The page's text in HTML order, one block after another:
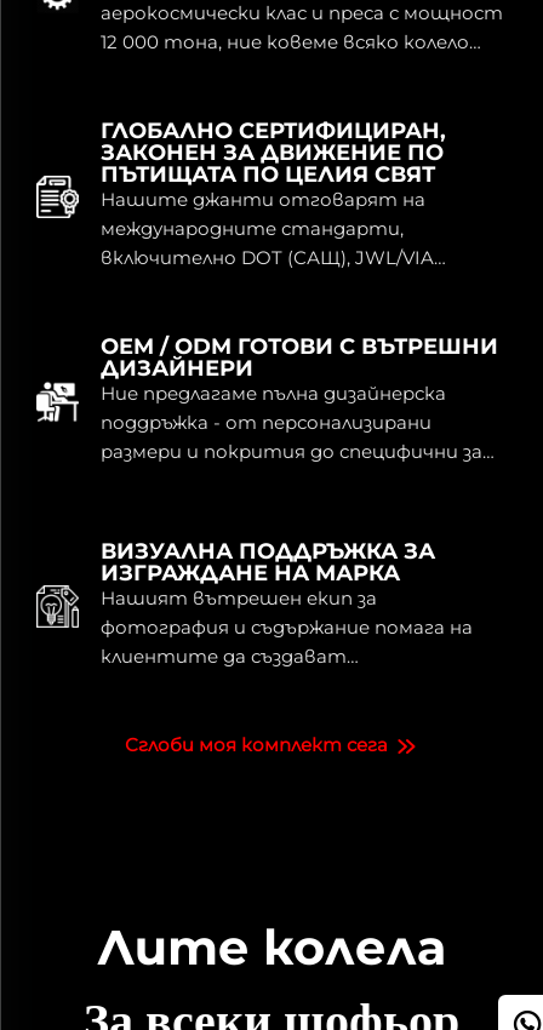
аерокосмически клас и преса с мощност
12 000 тона, ние ковеме всяко колело
доставка.
ГЛОБАЛНО СЕРТИФИЦИРАН,
ЗАКОНЕН ЗА ДВИЖЕНИЕ ПО
ПЪТИЩАТА ПО ЦЕЛИЯ СВЯТ
Нашите джанти отговарят на
международните стандарти,
включително DOT (САЩ), JWL/VIA
основните пазари.
OEM / ODM ГОТОВИ С ВЪТРЕШНИ
ДИЗАЙНЕРИ
Ние предлагаме пълна дизайнерска
поддръжка - от персонализирани
размери и покрития до специфични за
програми с частни марки.
ВИЗУАЛНА ПОДДРЪЖКА ЗА
ИЗГРАЖДАНЕ НА МАРКА
Нашият вътрешен екип за
фотография и съдържание помага на
клиентите да създават
– защото добрите колела заслужават
Сглоби моя комплект сега
Лите колела